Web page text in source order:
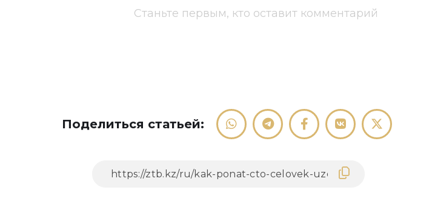
Станьте первым, кто оставит комментарий
Поделиться статьей: